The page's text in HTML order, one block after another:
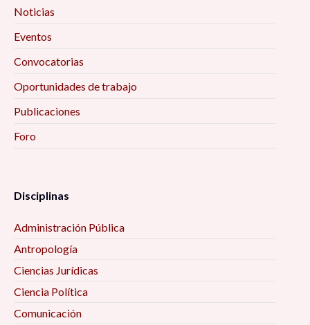
Noticias
Eventos
Convocatorias
Oportunidades de trabajo
Publicaciones
Foro
Disciplinas
Administración Pública
Antropología
Ciencias Jurídicas
Ciencia Política
Comunicación